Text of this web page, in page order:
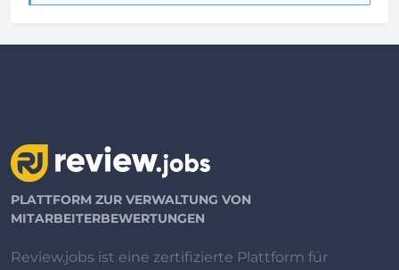
PLATTFORM ZUR VERWALTUNG VON
MITARBEITERBEWERTUNGEN
Review.jobs ist eine zertifizierte Plattform für